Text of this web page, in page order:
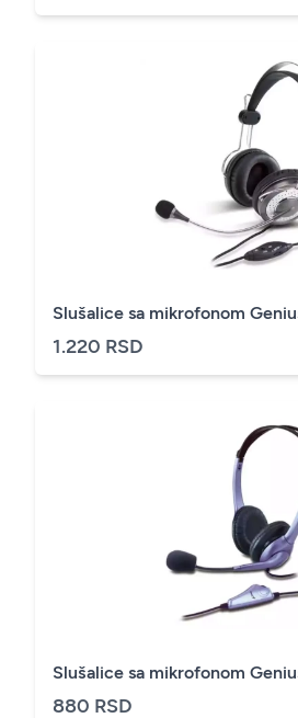
Slušalice sa mikrofonom
1.220 RSD
Slušalice sa mikrofonom
880 RSD